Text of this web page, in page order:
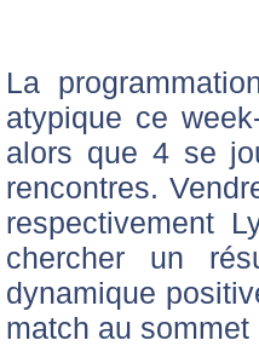
La
atypique ce
alors que 4 se
rencontres.
respectivement
chercher un
dynamique
match au